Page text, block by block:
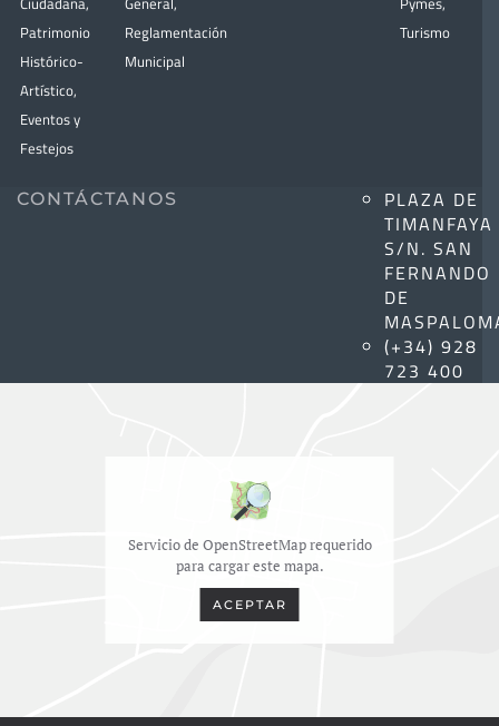
Patrimonio
Histórico-
Artístico,
Eventos y
Festejos
Reglamentación
Municipal
Turismo
CONTÁCTANOS
PLAZA DE
TIMANFAYA
S/N. SAN
FERNANDO
DE
(+34) 928
723 400
Servicio de OpenStreetMap requerido
para cargar este mapa.
ACEPTAR